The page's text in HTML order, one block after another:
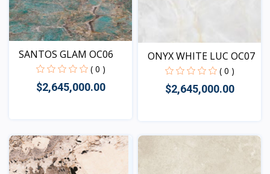
SANTOS GLAM OC06
( 0 )
$2,645,000.00
Vista
ONYX WHITE LUC OC07
( 0 )
$2,645,000.00
Vista